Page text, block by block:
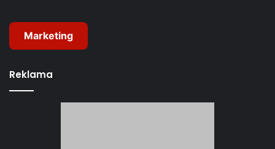
Marketing
Reklama